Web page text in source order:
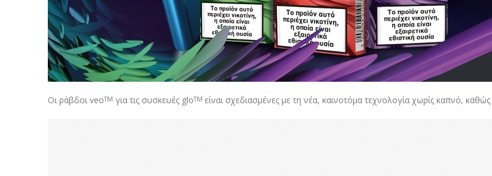
Οι ράβδοι veoTM για τις συσκευές gloTM είναι σχεδιασμένες με τη νέα, καινοτόμα τεχνολογία χωρίς καπνό,